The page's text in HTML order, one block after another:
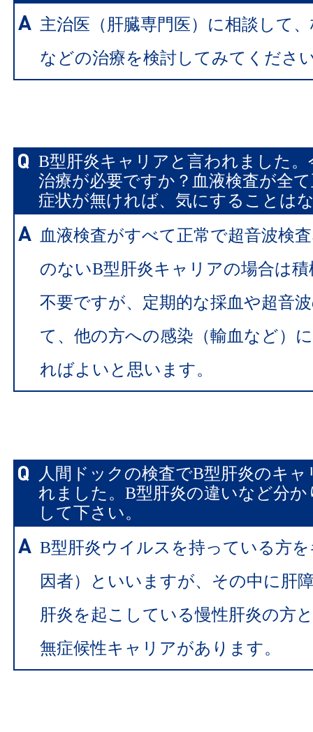
主治医（肝臓専門医）に相談して
などの治療を検討してみてくださ
B型肝炎キャリアと言われました
治療が必要ですか？血液検査が全
症状が無ければ、気にすることは
血液検査がすべて正常で超音波検
のないB型肝炎キャリアの場合は
不要ですが、定期的な採血や超音
て、他の方への感染（輸血など）
ればよいと思います。
人間ドックの検査でB型肝炎のキ
れました。B型肝炎の違いなど分
して下さい。
B型肝炎ウイルスを持っている方
因者）といいますが、その中に肝
肝炎を起こしている慢性肝炎の方
無症候性キャリアがあります。